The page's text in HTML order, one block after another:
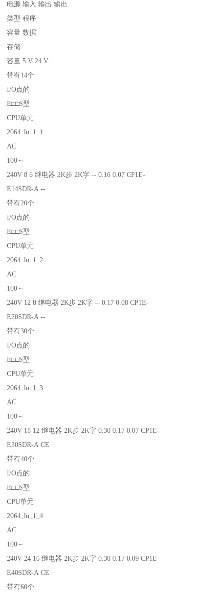
电源 输入 输出 输出
类型 程序
容量 数据
存储
容量 5 V 24 V
带有14个
I/O点的
E□□S型
CPU单元
2064_lu_1_1
AC
100～
240V 8 6 继电器 2K步 2K字 -- 0.16 0.07 CP1E-
E14SDR-A --
带有20个
I/O点的
E□□S型
CPU单元
2064_lu_1_2
AC
100～
240V 12 8 继电器 2K步 2K字 -- 0.17 0.08 CP1E-
E20SDR-A --
带有30个
I/O点的
E□□S型
CPU单元
2064_lu_1_3
AC
100～
240V 18 12 继电器 2K步 2K字 0.30 0.17 0.07 CP1E-
E30SDR-A CE
带有40个
I/O点的
E□□S型
CPU单元
2064_lu_1_4
AC
100～
240V 24 16 继电器 2K步 2K字 0.30 0.17 0.09 CP1E-
E40SDR-A CE
带有60个